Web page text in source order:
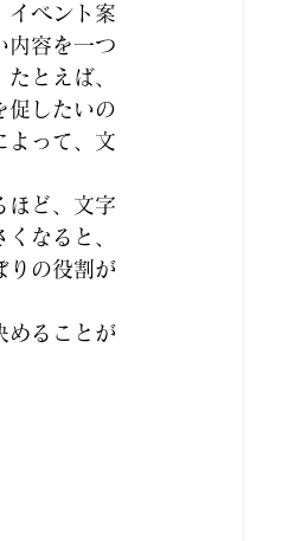
イベント案
内容を一つ
とえば、
促したいの
よって、文
ほど、文字
なると、
りの役割が
めることが